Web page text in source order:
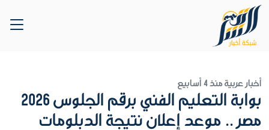
أخبار عربيةمنذ 4 أسابيع
بوابة التعليم الفني برقم الجلوس 2026
مصر .. موعد إعلان نتيجة الدبلومات